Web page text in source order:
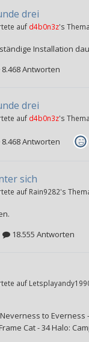
drei
auf d4b0n3z's
Installation
8.468 Antworten
drei
auf d4b0n3z's
8.468 Antworten
sich
auf Rain9282's
18.555 Antworten
auf
Neverness to Everness
Cat - 34 Halo: